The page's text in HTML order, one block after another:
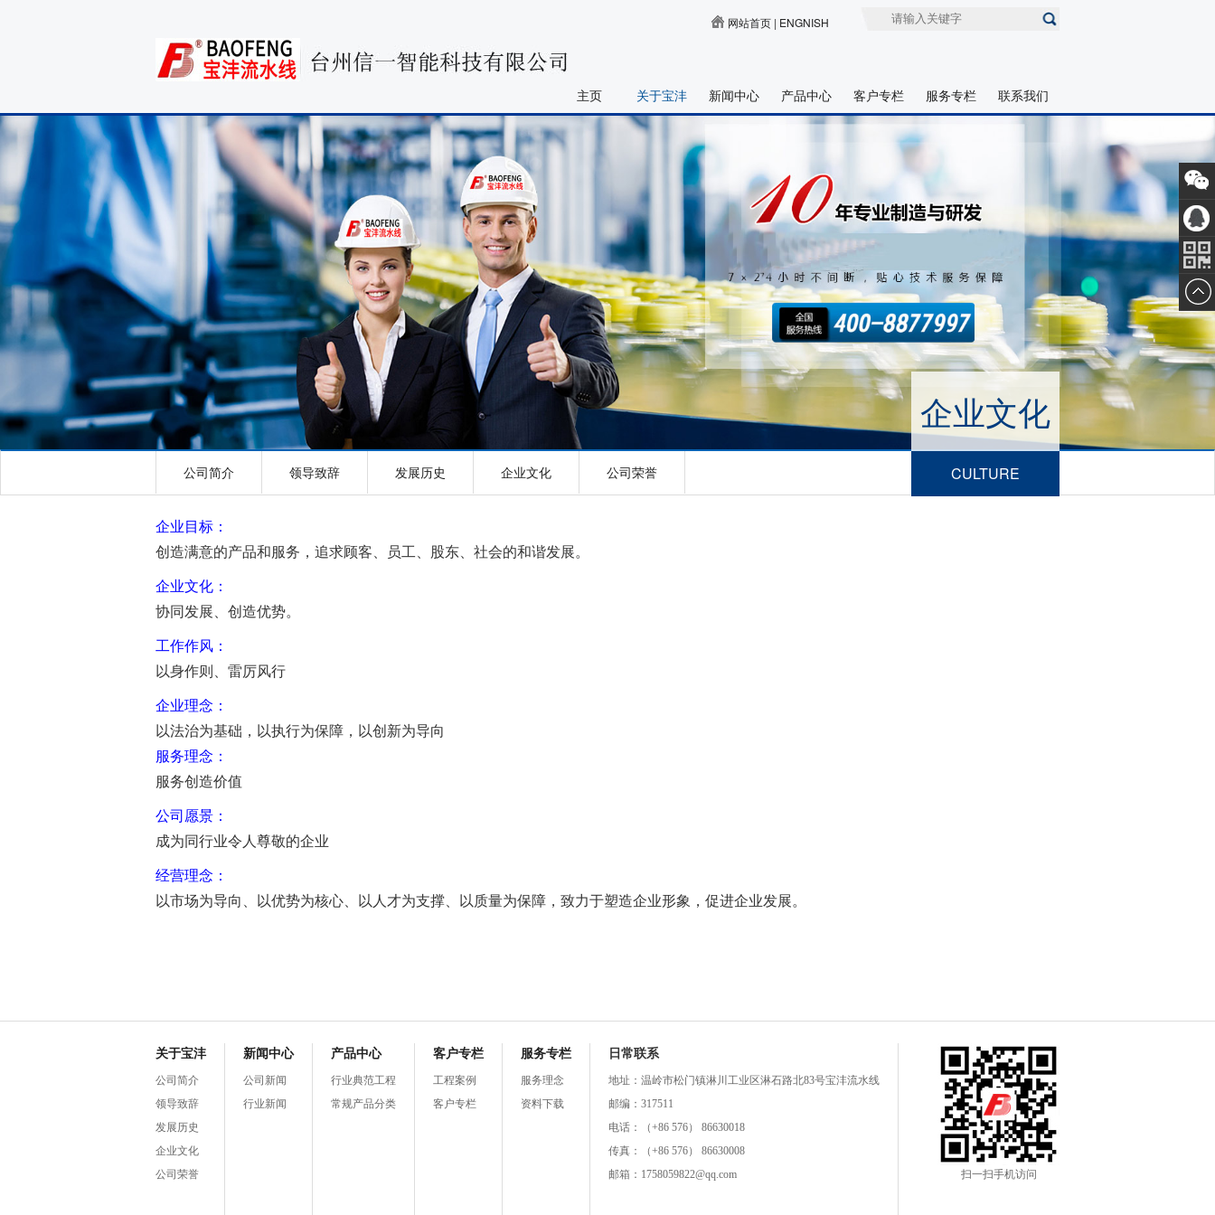
网站首页 | ENGNISH
主页 关于宝沣 新闻中心 产品中心 客户专栏 服务专栏 联系我们
公司简介 领导致辞 发展历史 企业文化 公司荣誉
企业文化
CULTURE
企业目标：
创造满意的产品和服务，追求顾客、员工、股东、社会的和谐发展。
企业文化：
协同发展、创造优势。
工作作风：
以身作则、雷厉风行
企业理念：
以法治为基础，以执行为保障，以创新为导向
服务理念：
服务创造价值
公司愿景：
成为同行业令人尊敬的企业
经营理念：
以市场为导向、以优势为核心、以人才为支撑、以质量为保障，致力于塑造企业形象，促进企业发展。
关于宝沣
公司简介
领导致辞
发展历史
企业文化
公司荣誉
新闻中心
公司新闻
行业新闻
产品中心
行业典范工程
常规产品分类
客户专栏
工程案例
客户专栏
服务专栏
服务理念
资料下载
日常联系
地址：温岭市松门镇淋川工业区淋石路北83号宝沣流水线
邮编：317511
电话：（+86 576） 86630018
传真：（+86 576） 86630008
邮箱：1758059822@qq.com
扫一扫手机访问